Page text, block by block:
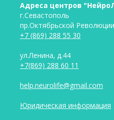
Адреса центров
г.Севастополь
пр.Октябрьской
+7 (869) 288 55 30
ул.Ленина, д.44
+7(869) 288 60 11
help.neurolife@gmail.com
Юридическая информация